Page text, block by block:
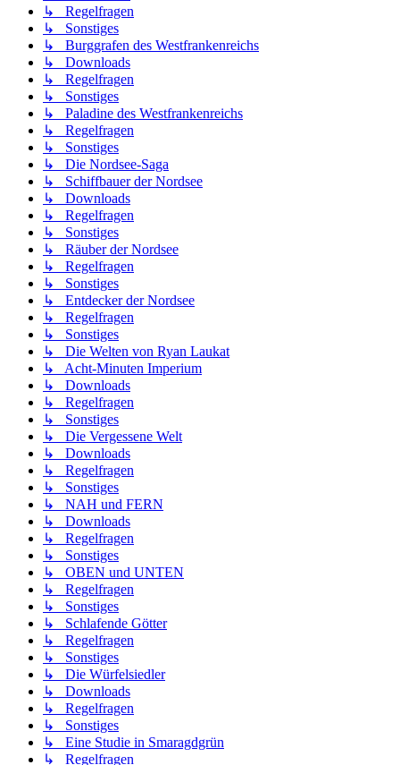
↳ Regelfragen
↳ Sonstiges
↳ Burggrafen des Westfrankenreichs
↳ Downloads
↳ Regelfragen
↳ Sonstiges
↳ Paladine des Westfrankenreichs
↳ Regelfragen
↳ Sonstiges
↳ Die Nordsee-Saga
↳ Schiffbauer der Nordsee
↳ Downloads
↳ Regelfragen
↳ Sonstiges
↳ Räuber der Nordsee
↳ Regelfragen
↳ Sonstiges
↳ Entdecker der Nordsee
↳ Regelfragen
↳ Sonstiges
↳ Die Welten von Ryan Laukat
↳ Acht-Minuten Imperium
↳ Downloads
↳ Regelfragen
↳ Sonstiges
↳ Die Vergessene Welt
↳ Downloads
↳ Regelfragen
↳ Sonstiges
↳ NAH und FERN
↳ Downloads
↳ Regelfragen
↳ Sonstiges
↳ OBEN und UNTEN
↳ Regelfragen
↳ Sonstiges
↳ Schlafende Götter
↳ Regelfragen
↳ Sonstiges
↳ Die Würfelsiedler
↳ Downloads
↳ Regelfragen
↳ Sonstiges
↳ Eine Studie in Smaragdgrün
↳ Regelfragen